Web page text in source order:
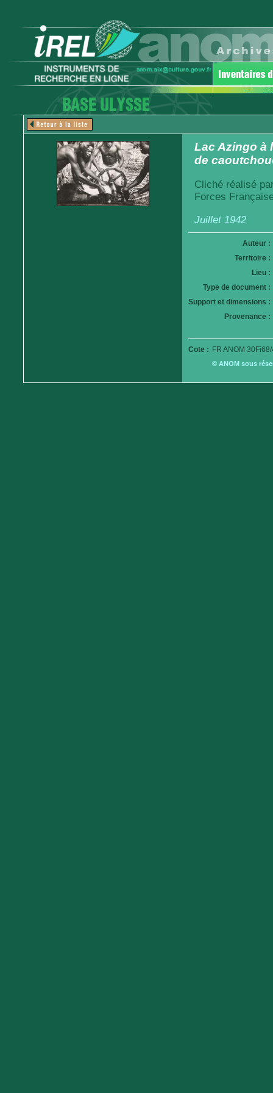
Lac Azingo à
de
Cliché réalisé
Forces
Juillet 1942
Auteur :
Territoire :
Lieu :
Type de document :
Support et dimensions :
Provenance :
Cote : FR ANOM
© ANOM sous